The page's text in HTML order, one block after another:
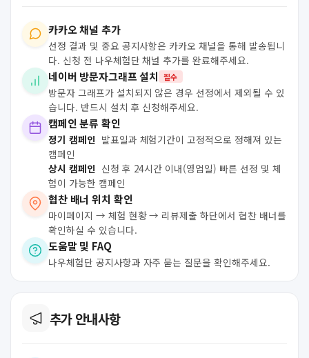
카카오 채널 추가
선정 결과 및 중요 공지사항은 카카오 채널을 통해 발송됩니
다. 신청 전 나우체험단 채널 추가를 완료해주세요.
네이버 방문자그래프 설치 필수
방문자 그래프가 설치되지 않은 경우 선정에서 제외될 수 있
습니다. 반드시 설치 후 신청해주세요.
캠페인 분류 확인
정기 캠페인 발표일과 체험기간이 고정적으로 정해져 있는
캠페인
상시 캠페인 신청 후 24시간 이내(영업일) 빠른 선정 및 체
험이 가능한 캠페인
협찬 배너 위치 확인
마이페이지 → 체험 현황 → 리뷰제출 하단에서 협찬 배너를
확인하실 수 있습니다.
도움말 및 FAQ
나우체험단 공지사항과 자주 묻는 질문을 확인해주세요.
추가 안내사항